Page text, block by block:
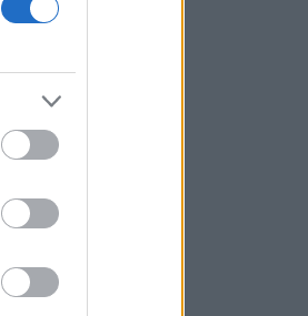
AfD, επτά μονάδες μπροστά από το
Πτώση για τον χρυσό μετά το υψηλό
επτά εβδομάδων με φόντο το Ιράν
Η Ρωσία έπληξε κόμβο εφοδιασμού
στην περιοχή του Κιέβου με drones
πύραυλο μικρού βεληνεκούς», λέει η
Σεούλ
Η ελληνική startup Omilia άντλησε 67
εκατ. δολάρια και ανοίγει γραφείο στις